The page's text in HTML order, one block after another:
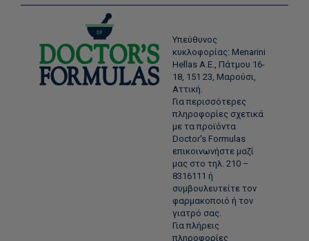
Υπεύθυνος
κυκλοφορίας: Menarini
Hellas Α.Ε., Πάτμου 16-
18, 151 23, Μαρούσι,
Αττική.
Για περισσότερες
πληροφορίες σχετικά
με τα προϊόντα
Doctor's Formulas
επικοινωνήστε μαζί
μας στο τηλ. 210 –
8316111 ή
συμβουλευτείτε τον
φαρμακοποιό ή τον
γιατρό σας.
Για πλήρεις
πληροφορίες